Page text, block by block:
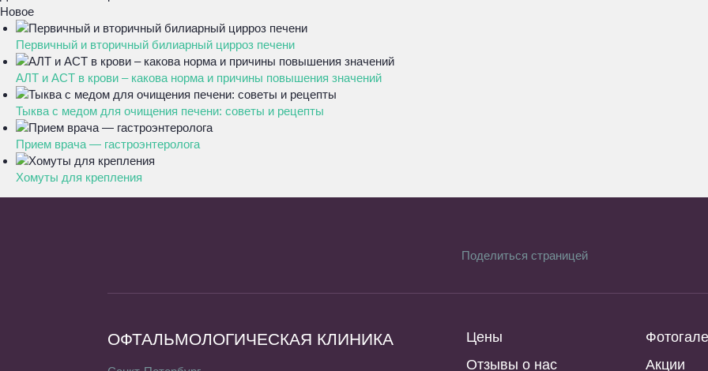
Новое
Первичный и вторичный билиарный цирроз печени
АЛТ и АСТ в крови – какова норма и причины повышения значений
Тыква с медом для очищения печени: советы и рецепты
Прием врача — гастроэнтеролога
Хомуты для крепления
Поделиться страницей
ОФТАЛЬМОЛОГИЧЕСКАЯ КЛИНИКА
Цены
Отзывы о нас
Акции